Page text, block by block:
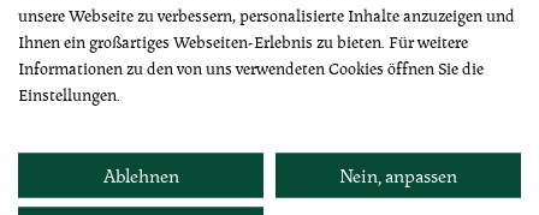
unsere Webseite zu verbessern, personalisierte Inhalte anzuzeigen und
Ihnen ein großartiges Webseiten-Erlebnis zu bieten. Für weitere
Informationen zu den von uns verwendeten Cookies öffnen Sie die
Einstellungen.
Ablehnen Nein, anpassen